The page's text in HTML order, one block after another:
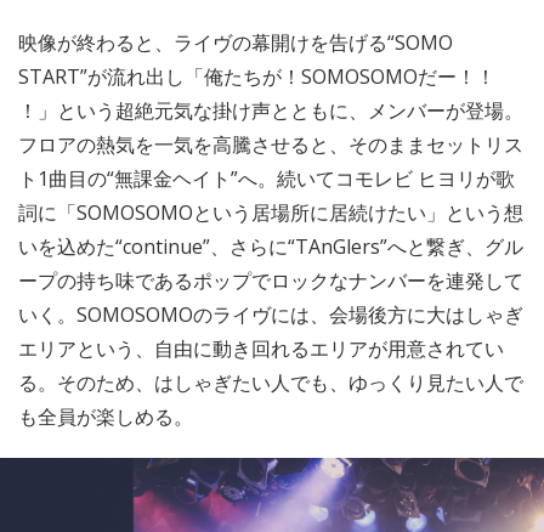
映像が終わると、ライヴの幕開けを告げる“SOMO
START”が流れ出し「俺たちが！SOMOSOMOだー！！
！」という超絶元気な掛け声とともに、メンバーが登場。
フロアの熱気を一気を高騰させると、そのままセットリス
ト1曲目の“無課金ヘイト”へ。続いてコモレビ ヒヨリが歌
詞に「SOMOSOMOという居場所に居続けたい」という想
いを込めた“continue”、さらに“TAnGlers”へと繋ぎ、グル
ープの持ち味であるポップでロックなナンバーを連発して
いく。SOMOSOMOのライヴには、会場後方に大はしゃぎ
エリアという、自由に動き回れるエリアが用意されてい
る。そのため、はしゃぎたい人でも、ゆっくり見たい人で
も全員が楽しめる。